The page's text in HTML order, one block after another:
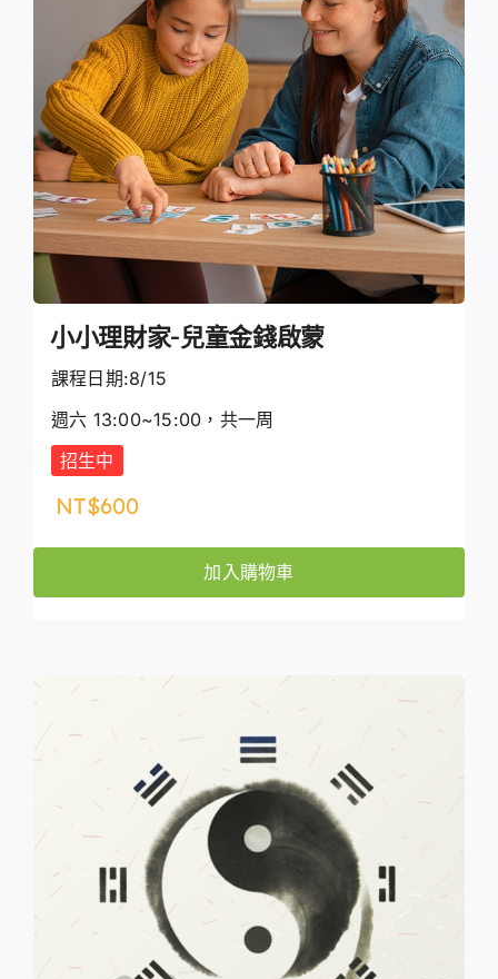
小小理財家-兒童金錢啟蒙
課程日期:8/15
週六 13:00~15:00，共一周
招生中
NT$600
加入購物車